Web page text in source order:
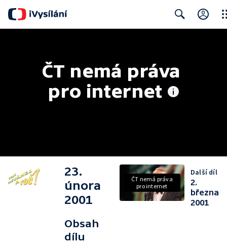
ČT nemá práva
pro internet
23.
února
2001
Obsah
dílu
ČT nemá práva
pro internet
Další díl
2.
března
2001